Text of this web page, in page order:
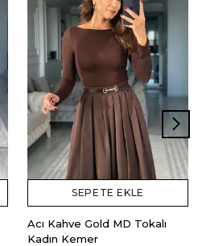
SEPETE EKLE
Acı Kahve Gold MD Tokalı
Kadın Kemer